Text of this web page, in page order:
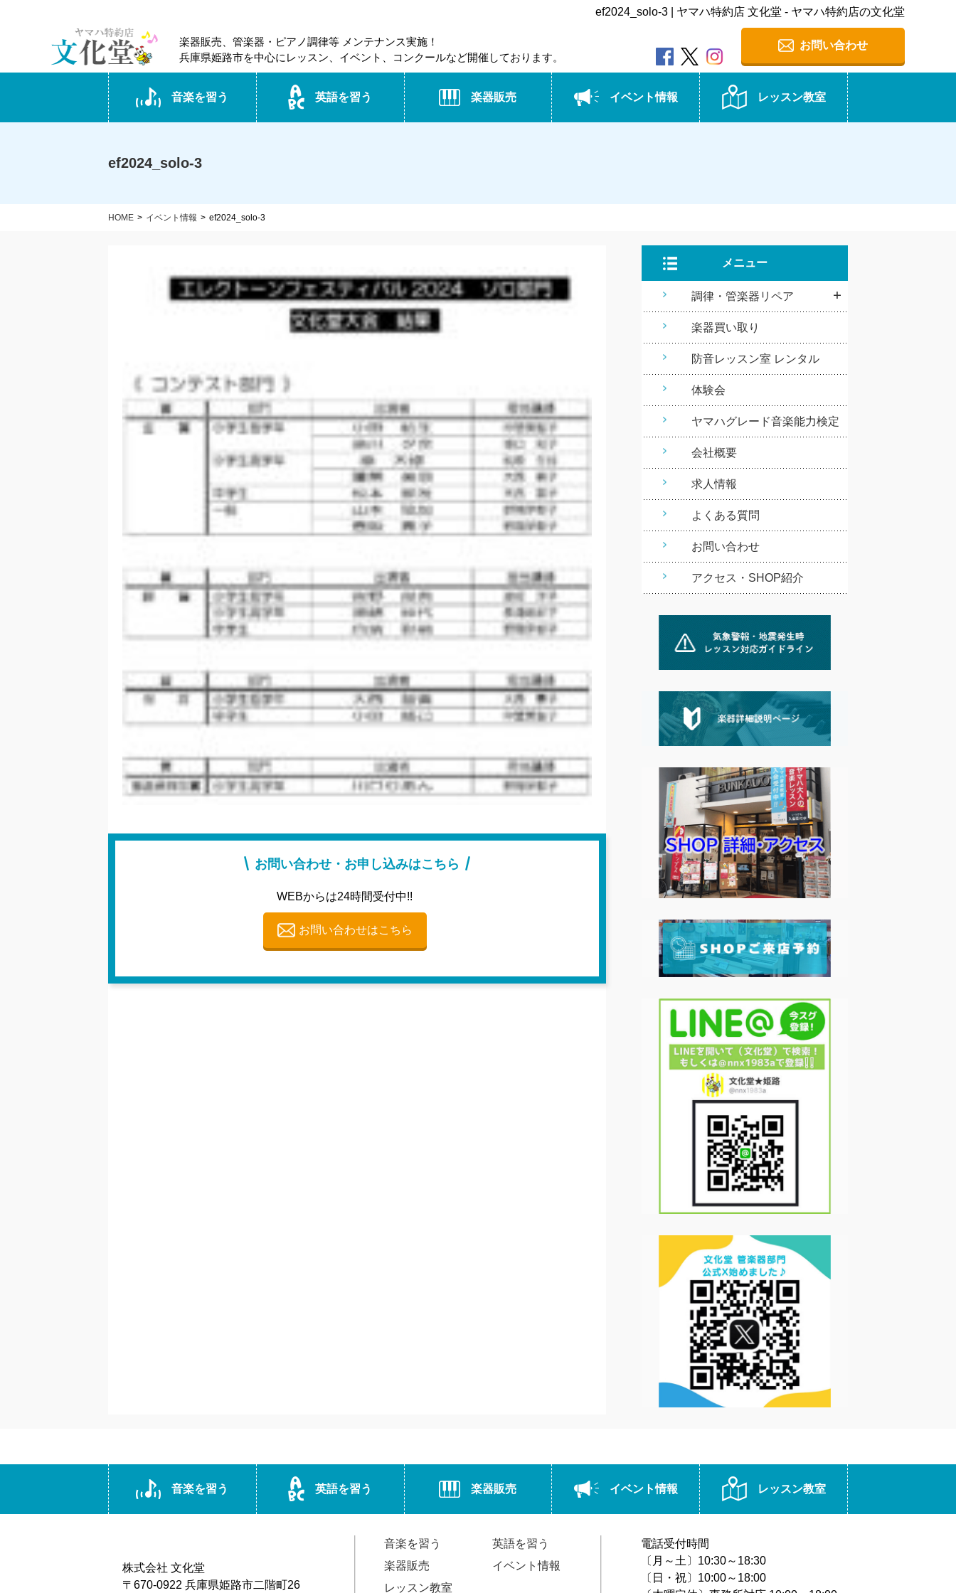
ef2024_solo-3 | ヤマハ特約店 文化堂 - ヤマハ特約店の文化堂
楽器販売、管楽器・ピアノ調律等 メンテナンス実施！
兵庫県姫路市を中心にレッスン、イベント、コンクールなど開催しております。
お問い合わせ
音楽を習う 英語を習う 楽器販売 イベント情報 レッスン教室
ef2024_solo-3
HOME イベント情報 ef2024_solo-3
お問い合わせ・お申し込みはこちら
WEBからは24時間受付中!!
お問い合わせはこちら
メニュー
調律・管楽器リペア
楽器買い取り
防音レッスン室 レンタル
体験会
ヤマハグレード音楽能力検定
会社概要
求人情報
よくある質問
お問い合わせ
アクセス・SHOP紹介
音楽を習う 英語を習う 楽器販売 イベント情報 レッスン教室
株式会社 文化堂
〒670-0922 兵庫県姫路市二階町26
音楽を習う
英語を習う
楽器販売
イベント情報
レッスン教室
電話受付時間
〔月～土〕10:30～18:30
〔日・祝〕10:00～18:00